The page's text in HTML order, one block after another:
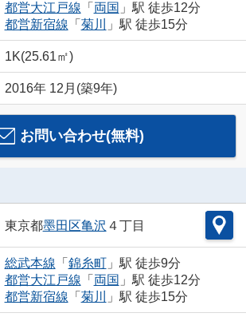
都営大江戸線 「 両国 」駅 徒歩12分
都営新宿線 「 菊川 」駅 徒歩15分
1K(25.61㎡)
2016年 12月(築9年)
お問い合わせ(無料)
東京都墨田区亀沢 ４丁目
総武本線 「 錦糸町」駅 徒歩9分
都営大江戸線 「 両国 」駅 徒歩12分
都営新宿線 「 菊川 」駅 徒歩15分